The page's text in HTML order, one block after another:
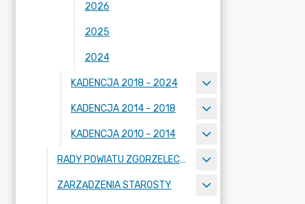
2026
2025
2024
KADENCJA 2018 - 2024
KADENCJA 2014 - 2018
KADENCJA 2010 - 2014
RADY POWIATU ZGORZELECKIEGO
ZARZĄDZENIA STAROSTY